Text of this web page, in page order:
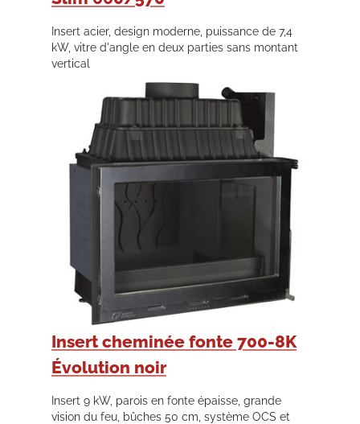
Insert acier, design moderne, puissance de 7,4
kW, vitre d'angle en deux parties sans montant
vertical
Insert cheminée fonte 700-8K
Évolution noir
Insert 9 kW, parois en fonte épaisse, grande
vision du feu, bûches 50 cm, système OCS et